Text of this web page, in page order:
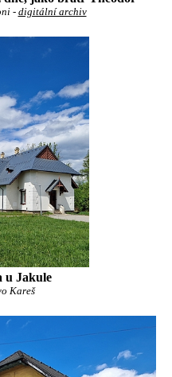
- digitální archiv
u Jakule
Kareš